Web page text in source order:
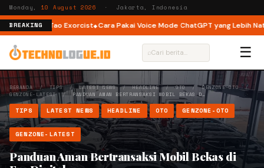
Monday, 10 August 2026 · Jakarta, Indonesia
BREAKING
The Tao Exorcist Cara Pakai Voice Mode ChatGPT yang Lebih
⌕ ☰
BERANDA /TIPS/LATEST NEWS/HEADLINE/OTO/GENZONE-OTO/
GENZONE-LATEST/ PANDUAN AMAN BERTRANSAKSI MOBIL BEKAS D…
TIPS LATEST NEWS HEADLINE OTO GENZONE-OTO
GENZONE-LATEST
Panduan Aman Bertransaksi Mobil Bekas di